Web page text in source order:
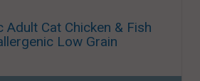
Adult Cat Chicken & Fish
Low Grain